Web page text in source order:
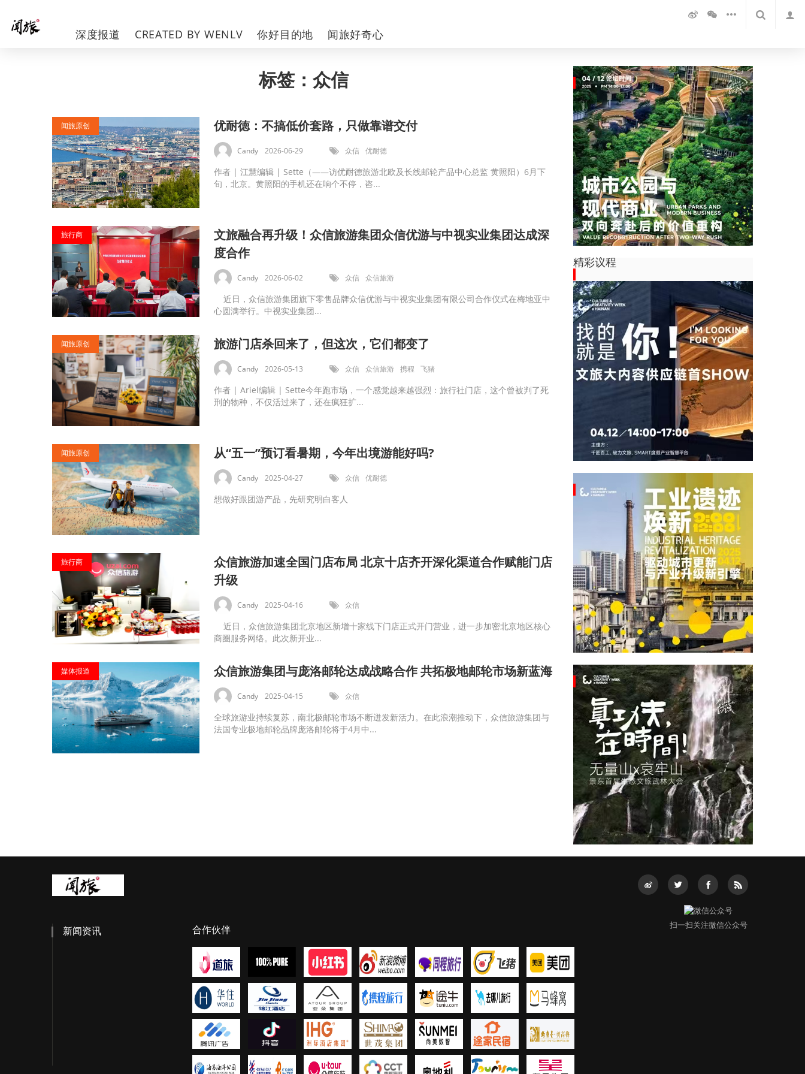
深度报道 CREATED BY WENLV 你好目的地 闻旅好奇心
标签：众信
闻旅原创 优耐徳：不搞低价套路，只做靠谱交付
Candy 2026-06-29 众信 优耐德
作者 | 江慧编辑 | Sette（——访优耐德旅游北欧及长线邮轮产品中心总监 黄照阳）6月下
旬，北京。黄照阳的手机还在响个不停，咨...
旅行商
文旅融合再升级！众信旅游集团众信优游与中视实业集团达成深
度合作
Candy 2026-06-02 众信 众信旅游
近日，众信旅游集团旗下零售品牌众信优游与中视实业集团有限公司合作仪式在梅地亚中
心圆满举行。中视实业集团...
闻旅原创 旅游门店杀回来了，但这次，它们都变了
Candy 2026-05-13 众信 众信旅游 携程 飞猪
作者 | Ariel编辑 | Sette今年跑市场，一个感觉越来越强烈：旅行社门店，这个曾被判了死
刑的物种，不仅活过来了，还在疯狂扩...
闻旅原创 从“五一”预订看暑期，今年出境游能好吗?
Candy 2025-04-27 众信 优耐德
想做好跟团游产品，先研究明白客人
旅行商
众信旅游加速全国门店布局 北京十店齐开深化渠道合作赋能门店
升级
Candy 2025-04-16 众信
近日，众信旅游集团北京地区新增十家线下门店正式开门营业，进一步加密北京地区核心
商圈服务网络。此次新开业...
媒体报道 众信旅游集团与庞洛邮轮达成战略合作 共拓极地邮轮市场新蓝海
Candy 2025-04-15 众信
全球旅游业持续复苏，南北极邮轮市场不断迸发新活力。在此浪潮推动下，众信旅游集团与
法国专业极地邮轮品牌庞洛邮轮将于4月中...
精彩议程
新闻资讯 合作伙伴 扫一扫关注微信公众号